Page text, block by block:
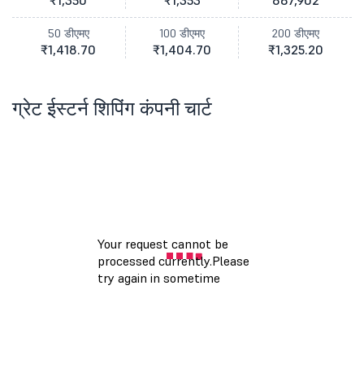
50 डीएमए
₹1,418.70
100 डीएमए
₹1,404.70
200 डीएमए
₹1,325.20
ग्रेट ईस्टर्न शिपिंग कंपनी चार्ट